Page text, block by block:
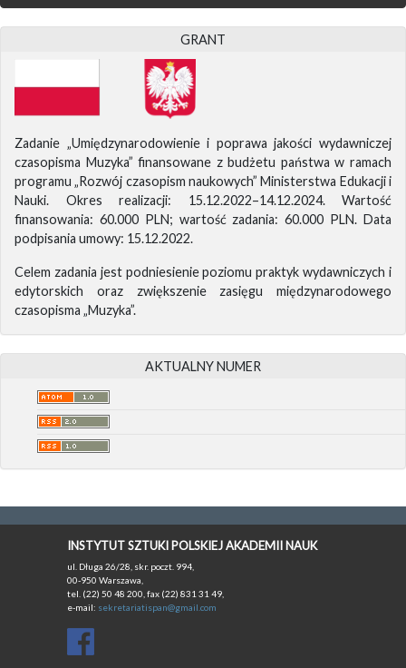
GRANT
Zadanie „Umiędzynarodowienie i poprawa jakości wydawniczej
czasopisma Muzyka” finansowane z budżetu państwa w ramach
programu „Rozwój czasopism naukowych” Ministerstwa Edukacji i
Nauki. Okres realizacji: 15.12.2022–14.12.2024. Wartość
finansowania: 60.000 PLN; wartość zadania: 60.000 PLN. Data
podpisania umowy: 15.12.2022.
Celem zadania jest podniesienie poziomu praktyk wydawniczych i
edytorskich oraz zwiększenie zasięgu międzynarodowego
czasopisma „Muzyka”.
AKTUALNY NUMER
INSTYTUT SZTUKI POLSKIEJ AKADEMII NAUK
ul. Długa 26/28, skr. poczt. 994,
00-950 Warszawa,
tel. (22) 50 48 200, fax (22) 831 31 49,
e-mail: sekretariatispan@gmail.com